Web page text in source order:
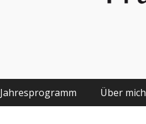
Jahresprogramm Über mich